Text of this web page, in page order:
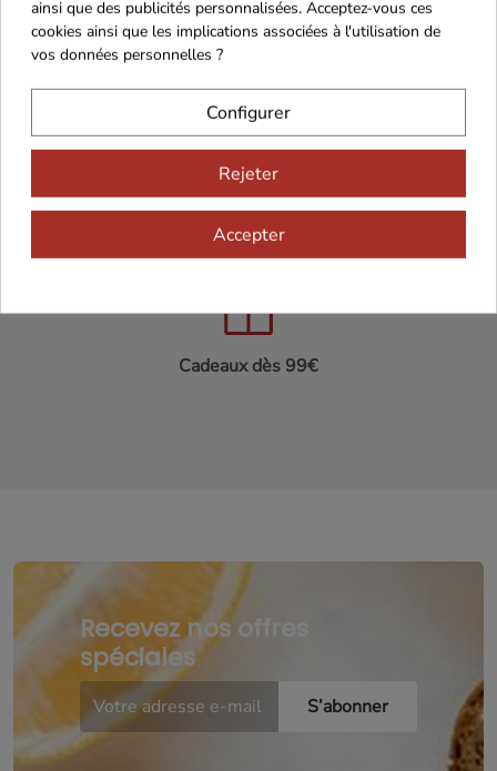
Cadeaux dès 99€
Recevez nos offres
spéciales
ainsi que des publicités personnalisées. Acceptez-vous ces
cookies ainsi que les implications associées à l'utilisation de
vos données personnelles ?
Configurer
Rejeter
Accepter